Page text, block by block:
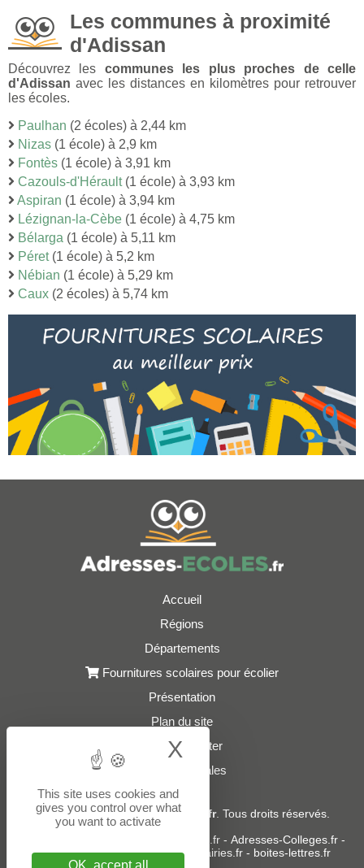
Les communes à proximité
d'Adissan
Découvrez les communes les plus proches de celle
d'Adissan avec les distances en kilomètres pour retrouver
les écoles.
Paulhan (2 écoles) à 2,44 km
Nizas (1 école) à 2,9 km
Fontès (1 école) à 3,91 km
Cazouls-d'Hérault(1 école) à 3,93 km
Aspiran (1 école) à 3,94 km
Lézignan-la-Cèbe (1 école) à 4,75 km
Bélarga (1 école) à 5,11 km
Péret(1 école) à 5,2 km
Nébian (1 école) à 5,29 km
Caux (2 écoles) à 5,74 km
Accueil
Régions
Départements
Fournitures scolaires pour écolier
Présentation
Plan du site
Nous contacter
Mentions légales
© 2021 - 2026Adresses-Ecoles.fr. Tous droits réservés.
donneespubliques.fr - Adresses-Colleges.fr -
Adresses-Lycees.fr-Adresses-Mairies.fr- boites-lettres.fr
This site uses cookies and
gives you control over what
you want to activate
OK, accept all
X Hide cookie